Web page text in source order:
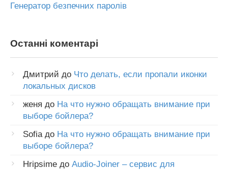
Генератор безпечних паролів
Останні коментарі
Дмитрий до Что делать, если пропали иконки
локальных дисков
женя до На что нужно обращать внимание при
выборе бойлера?
Sofia до На что нужно обращать внимание при
выборе бойлера?
Hripsime до Audio-Joiner – сервис для